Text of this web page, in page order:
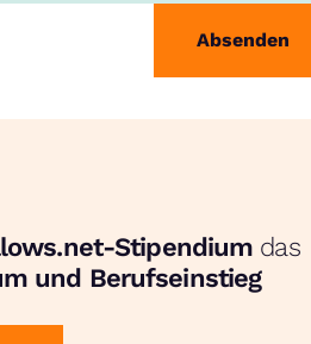
Absenden
Stipendium das
und Berufseinstieg